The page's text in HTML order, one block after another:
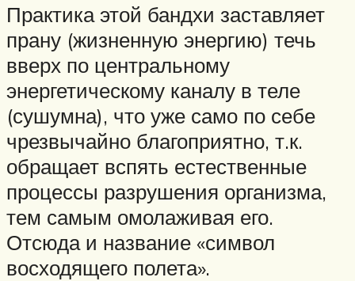
Практика этой бандхи заставляет
прану (жизненную энергию) течь
вверх по центральному
энергетическому каналу в теле
(сушумна), что уже само по себе
чрезвычайно благоприятно, т.к.
обращает вспять естественные
процессы разрушения организма,
тем самым омолаживая его.
Отсюда и название «символ
восходящего полета».